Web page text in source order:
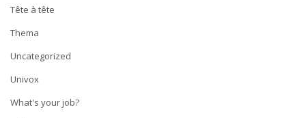
Tête à tête
Thema
Uncategorized
Univox
What's your job?